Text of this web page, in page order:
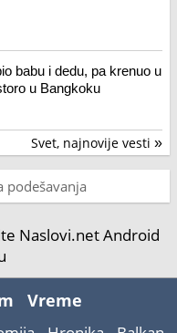
babu i dedu, pa krenuo u
u Bangkoku
Svet, najnovije vesti »
podešavanja
Naslovi.net Android
Vreme